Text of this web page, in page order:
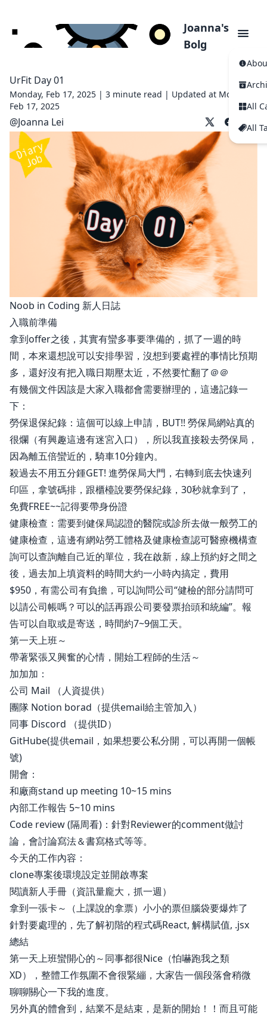
Joanna's
Bolg
All
All
UrFit Day 01
Monday, Feb 17, 2025 | 3 minute read | Updated at Monday,
Feb 17, 2025
@Joanna Lei
Noob in Coding 新人日誌
入職前準備
拿到offer之後，其實有蠻多事要準備的，抓了一週的時
間，本來還想說可以安排學習，沒想到要處裡的事情比預期
多，還好沒有把入職日期壓太近，不然要忙翻了＠＠
有幾個文件因該是大家入職都會需要辦理的，這邊記錄一
下：
勞保退保紀錄：這個可以線上申請，BUT!! 勞保局網站真的
很爛（有興趣這邊有迷宮入口），所以我直接殺去勞保局，
因為離五倍蠻近的，騎車10分鐘內。
殺過去不用五分鍾GET! 進勞保局大門，右轉到底去快速列
印區，拿號碼排，跟櫃檯說要勞保紀錄，30秒就拿到了，
免費FREE~~記得要帶身份證
健康檢查：需要到健保局認證的醫院或診所去做一般勞工的
健康檢查，這邊有網站勞工體格及健康檢查認可醫療機構查
詢可以查詢離自己近的單位，我在啟新，線上預約好之間之
後，過去加上填資料的時間大約一小時內搞定，費用
$950，有需公司有負擔，可以詢問公司“健檢的部分請問可
以請公司帳嗎？可以的話再跟公司要發票抬頭和統編”。報
告可以自取或是寄送，時間約7~9個工天。
第一天上班～
帶著緊張又興奮的心情，開始工程師的生活～
加加加：
公司 Mail （人資提供）
團隊 Notion borad（提供email給主管加入）
同事 Discord （提供ID）
GitHube(提供email，如果想要公私分開，可以再開一個帳
號)
開會：
和廠商stand up meeting 10~15 mins
內部工作報告 5~10 mins
Code review (隔周看)：針對Reviewer的comment做討
論，會討論寫法＆書寫格式等等。
今天的工作內容：
clone專案後環境設定並開啟專案
閱讀新人手冊（資訊量龐大，抓一週）
拿到一張卡～（上課說的拿票）小小的票但腦袋要爆炸了
針對要處理的，先了解初階的程式碼React, 解構賦值, .jsx
總結
第一天上班蠻開心的～同事都很Nice（怕嚇跑我之類
XD），整體工作氛圍不會很緊繃，大家告一個段落會稍微
聊聊關心一下我的進度。
另外真的體會到，結業不是結束，是新的開始！！而且可能